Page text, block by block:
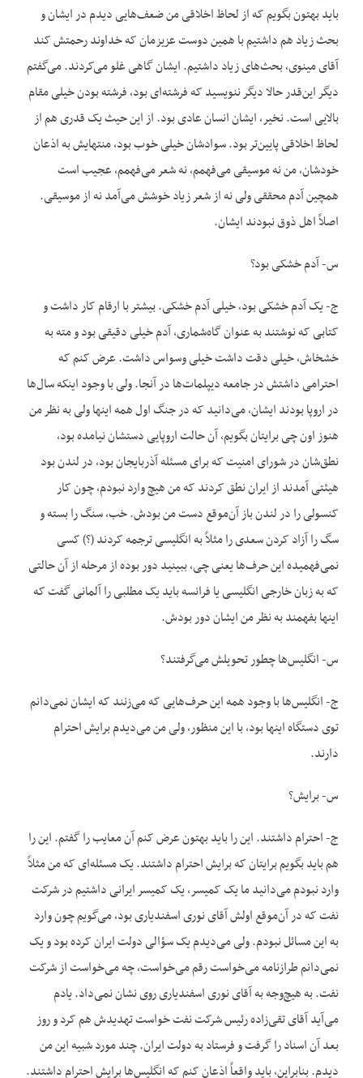
باید بهتون بگویم که از لحاظ اخلاقی من ضعف‌هایی دیدم در ایشان و
بحث زیاد هم داشتیم با همین دوست عزیزمان که خداوند رحمتش کند
آقای مینوی، بحث‌های زیاد داشتیم. ایشان گاهی غلو می‌کردند. می‌گفتم
دیگر این‌قدر حالا دیگر ننویسید که فرشته‌ای بود، فرشته بودن خیلی مقام
بالایی است. نخیر، ایشان انسان عادی بود. از این حیث یک قدری هم از
لحاظ اخلاقی پایین‌تر بود. سوادشان خیلی خوب بود، منتهایش به اذعان
خودشان، من نه موسیقی می‌فهمم، نه شعر می‌فهمم، عجیب است
همچین آدم محققی ولی نه از شعر زیاد خوشش می‌آمد نه از موسیقی.
اصلاً اهل ذوق نبودند ایشان.
س- آدم خشکی بود؟
ج- یک آدم خشکی بود، خیلی آدم خشکی. بیشتر با ارقام کار داشت و
کتابی که نوشتند به عنوان گاه‌شماری، آدم خیلی دقیقی بود و مته به
خشخاش، خیلی دقت داشت خیلی وسواس داشت. عرض کنم که
احترامی داشتش در جامعه دیپلمات‌ها در آنجا. ولی با وجود اینکه سال‌ها
در اروپا بودند ایشان، می‌دانید که در جنگ اول همه اینها ولی به نظر من
هنوز اون چی برایتان بگویم، آن حالت اروپایی دستشان نیامده بود،
نطق‌شان در شورای امنیت که برای مسئله آذربایجان بود، در لندن بود
هیئتی آمدند از ایران نطق کردند که من هیچ وارد نبودم، چون کار
کنسولی را در لندن باز آن‌موقع دست من بودش. خب، سنگ را بسته و
سگ را آزاد کردن سعدی را مثلاً به انگلیسی ترجمه کردند (؟) کسی
نمی‌فهمیده این حرف‌ها یعنی چی، ببینید دور بوده از مرحله از آن حالتی
که به زبان خارجی انگلیسی یا فرانسه باید یک مطلبی را آلمانی گفت که
اینها بفهمند به نظر من ایشان دور بودش.
س- انگلیس‌ها چطور تحویلش می‌گرفتند؟
ج- انگلیس‌ها با وجود همه این حرف‌هایی که می‌زنند که ایشان نمی‌دانم
توی دستگاه اینها بود، با این منظور، ولی من می‌دیدم برایش احترام
دارند.
س- برایش؟
ج- احترام داشتند. این را باید بهتون عرض کنم آن معایب را گفتم. این را
هم باید بگویم برایتان که برایش احترام داشتند. یک مسئله‌ای که من مثلاً
وارد نبودم می‌دانید ما یک کمیسر، یک کمیسر ایرانی داشتیم در شرکت
نفت که در آن‌موقع اولش آقای نوری اسفندیاری بود، می‌گویم چون وارد
به این مسائل نبودم. ولی می‌دیدم یک سؤالی دولت ایران کرده بود و یک
نمی‌دانم طرازنامه می‌خواست رقم می‌خواست، چه می‌خواست از شرکت
نفت. به هیچ‌وجه به آقای نوری اسفندیاری روی نشان نمی‌داد. یادم
می‌آید آقای تقی‌زاده رئیس شرکت نفت خواست تهدیدش هم کرد و روز
بعد آن اسناد را گرفت و فرستاد به دولت ایران. چند مورد شبیه این من
دیدم. بنابراین، باید واقعاً اذعان کنم که انگلیس‌ها برایش احترام داشتند.